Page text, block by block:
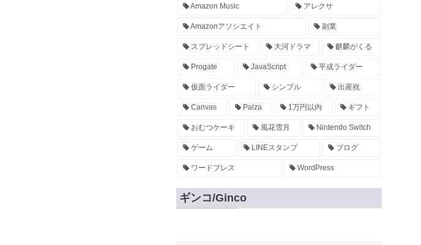
Amazon Music アレクサ
Amazonアソシエイト 副業
スプレッドシート 大河ドラマ 麒麟がくる
Progate JavaScript 平成ライダー
仮面ライダー シンプル 出産祝
Canvas Paiza 1万円以内 ギフト
おむつケーキ 風花雪月 Nintendo Switch
ゲーム LINEスタンプ ブログ
ワードプレス WordPress
ギンコ/Ginco